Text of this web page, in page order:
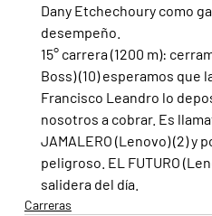
Dany Etchechoury como
desempeño.
15° carrera (1200 m):
Boss) (10) esperamos que
Francisco Leandro lo
nosotros a cobrar. Es
JAMALERO (Lenovo) (2) y
peligroso. EL FUTURO
salidera del día.
Carreras